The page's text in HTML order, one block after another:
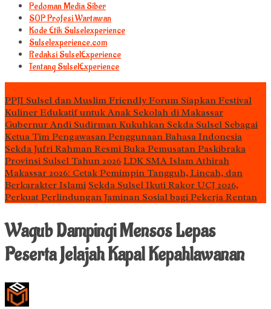
Pedoman Media Siber
S0P Profesi Wartawan
Kode Etik Sulselexperience
Sulselexperience.com
Redaksi SulselExperience
Tentang SulselExperience
PPJI Sulsel dan Muslim Friendly Forum Siapkan Festival
Kuliner Edukatif untuk Anak Sekolah di Makassar
Gubernur Andi Sudirman Kukuhkan Sekda Sulsel Sebagai
Ketua Tim Pengawasan Penggunaan Bahasa Indonesia
Sekda Jufri Rahman Resmi Buka Pemusatan Paskibraka
Provinsi Sulsel Tahun 2026 LDK SMA Islam Athirah
Makassar 2026: Cetak Pemimpin Tangguh, Lincah, dan
Berkarakter Islami Sekda Sulsel Ikuti Rakor UCJ 2026,
Perkuat Perlindungan Jaminan Sosial bagi Pekerja Rentan
Wagub Dampingi Mensos Lepas
Peserta Jelajah Kapal Kepahlawanan